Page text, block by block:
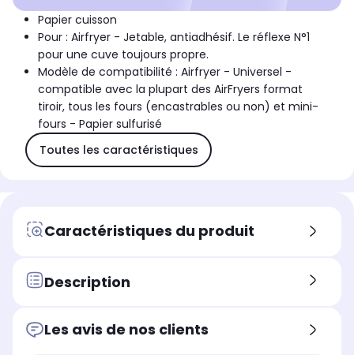
Papier cuisson
Pour : Airfryer - Jetable, antiadhésif. Le réflexe N°1
pour une cuve toujours propre.
Modèle de compatibilité : Airfryer - Universel -
compatible avec la plupart des AirFryers format
tiroir, tous les fours (encastrables ou non) et mini-
fours - Papier sulfurisé
Toutes les caractéristiques
Caractéristiques du produit
Description
Les avis de nos clients